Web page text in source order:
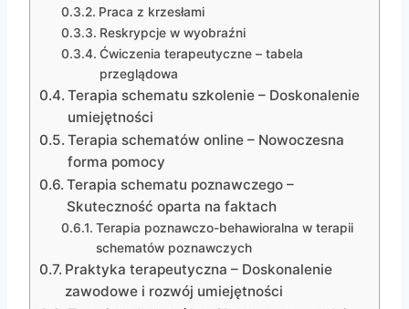
Praca z krzesłami
Reskrypcje w wyobraźni
Ćwiczenia terapeutyczne – tabela
przeglądowa
Terapia schematu szkolenie – Doskonalenie
umiejętności
Terapia schematów online – Nowoczesna
forma pomocy
Terapia schematu poznawczego –
Skuteczność oparta na faktach
Terapia poznawczo-behawioralna w terapii
schematów poznawczych
Praktyka terapeutyczna – Doskonalenie
zawodowe i rozwój umiejętności